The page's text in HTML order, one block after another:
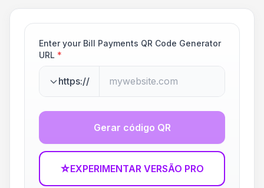
Enter your Bill Payments QR Code Generator
URL *
https://
Gerar código QR
☆EXPERIMENTAR VERSÃO PRO